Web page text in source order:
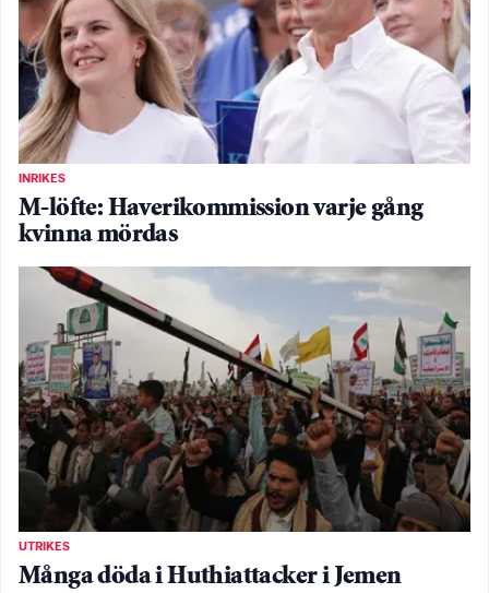
INRIKES
M-löfte: Haverikommission varje gång
kvinna mördas
UTRIKES
Många döda i Huthiattacker i Jemen